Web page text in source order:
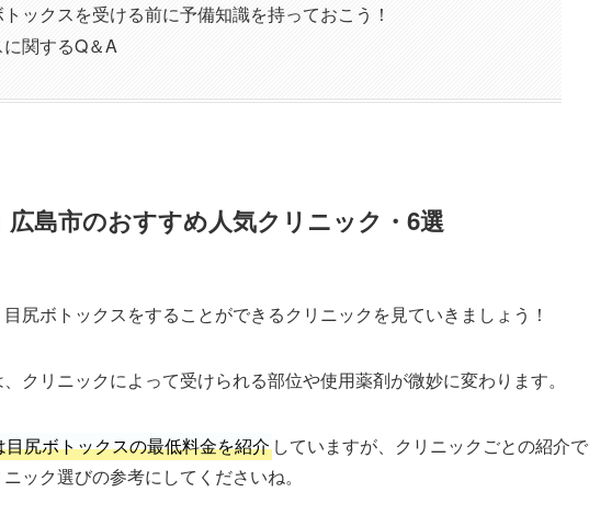
ックスを受ける前に予備知識を持っておこう！
関するQ＆A
島市のおすすめ人気クリニック・6選
尻ボトックスをすることができるクリニックを見ていきましょう！
クリニックによって受けられる部位や使用薬剤が微妙に変わります。
尻ボトックスの最低料金を紹介 していますが、クリニックごとの紹介で
ック選びの参考にしてくださいね。